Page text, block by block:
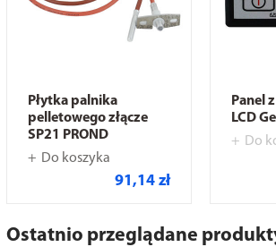
Płytka palnika
pelletowego złącze
SP21 PROND
Do koszyka
91,14 zł
Panel
LCD
Do
Ostatnio przeglądane